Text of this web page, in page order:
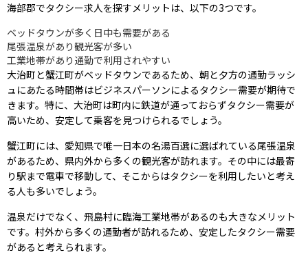
海部郡でタクシー求人を探すメリットは、以下の3つです。
ベッドタウンが多く日中も需要がある
尾張温泉があり観光客が多い
工業地帯があり通勤で利用されやすい
大治町と蟹江町がベッドタウンであるため、朝と夕方の通勤ラッシ
ュにあたる時間帯はビジネスパーソンによるタクシー需要が期待で
きます。特に、大治町は町内に鉄道が通っておらずタクシー需要が
高いため、安定して乗客を見つけられるでしょう。
蟹江町には、愛知県で唯一日本の名湯百選に選ばれている尾張温泉
があるため、県内外から多くの観光客が訪れます。その中には最寄
り駅まで電車で移動して、そこからはタクシーを利用したいと考え
る人も多いでしょう。
温泉だけでなく、飛島村に臨海工業地帯があるのも大きなメリット
です。村外から多くの通勤者が訪れるため、安定したタクシー需要
があると考えられます。